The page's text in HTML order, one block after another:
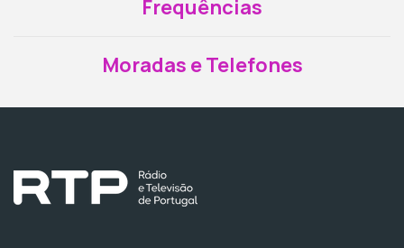
Frequências
Moradas e Telefones